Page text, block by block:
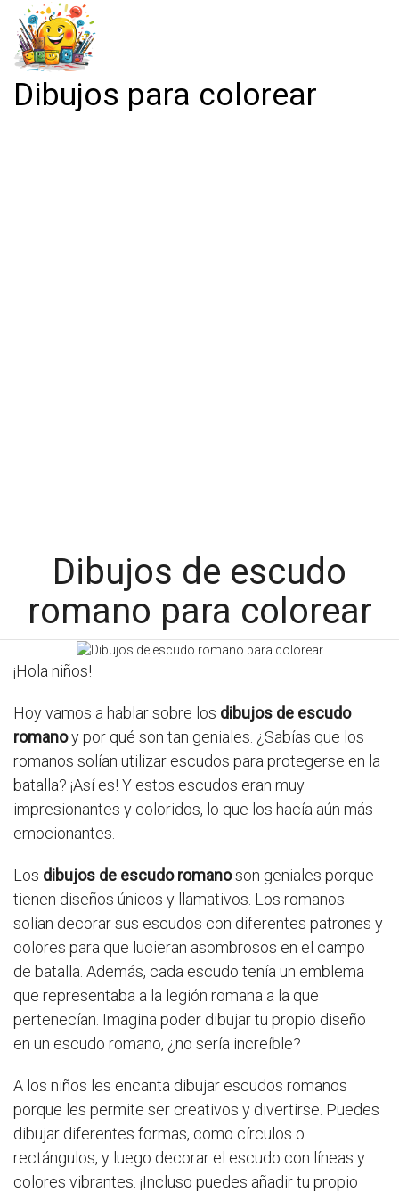
Dibujos para colorear
Dibujos de escudo
romano para colorear
¡Hola niños!
Hoy vamos a hablar sobre los dibujos de escudo
romanoy por qué son tan geniales. ¿Sabías que los
romanos solían utilizar escudos para protegerse en la
batalla? ¡Así es! Y estos escudos eran muy
impresionantes y coloridos, lo que los hacía aún más
emocionantes.
Los dibujos de escudo romanoson geniales porque
tienen diseños únicos y llamativos. Los romanos
solían decorar sus escudos con diferentes patrones y
colores para que lucieran asombrosos en el campo
de batalla. Además, cada escudo tenía un emblema
que representaba a la legión romana a la que
pertenecían. Imagina poder dibujar tu propio diseño
en un escudo romano, ¿no sería increíble?
A los niños les encanta dibujar escudos romanos
porque les permite ser creativos y divertirse. Puedes
dibujar diferentes formas, como círculos o
rectángulos, y luego decorar el escudo con líneas y
colores vibrantes. ¡Incluso puedes añadir tu propio